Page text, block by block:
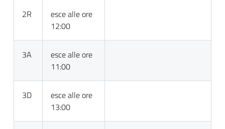
2R
esce alle ore
12:00
3A
esce alle ore
11:00
3D
esce alle ore
13:00